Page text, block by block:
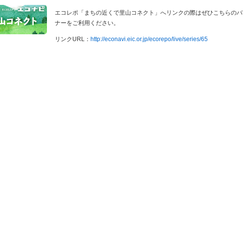
エコレポ「まちの近くで里山コネクト」へリンクの際はぜひこちらのバ
ナーをご利用ください。
リンクURL： http://econavi.eic.or.jp/ecorepo/live/series/65